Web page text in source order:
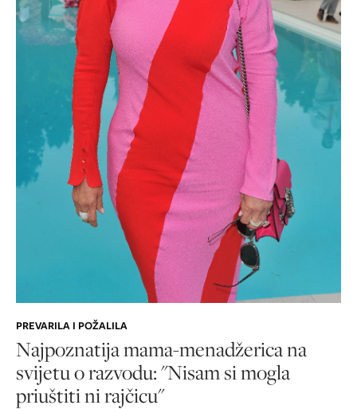
PREVARILA I POŽALILA
Najpoznatija mama-menadžerica na
svijetu o razvodu: "Nisam si mogla
priuštiti ni rajčicu"